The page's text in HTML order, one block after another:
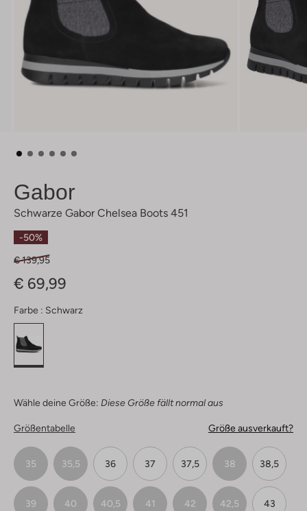
Gabor
Schwarze Gabor Chelsea Boots 451
-50%
€ 139,95
€ 69,99
Farbe : Schwarz
Wähle deine Größe: Diese Größe fällt normal aus
Größentabelle Größe ausverkauft?
35 35,5 36 37 37,5 38 38,5
39 40 40,5 41 42 42,5 43